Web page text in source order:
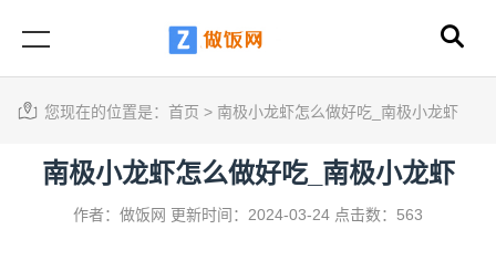
您现在的位置是： 首页 > 南极小龙虾怎么做好吃_南极小龙虾
南极小龙虾怎么做好吃_南极小龙虾
作者：做饭网 更新时间：2024-03-24 点击数：563